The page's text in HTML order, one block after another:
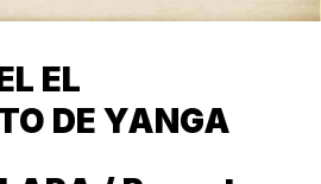
EL
DE YANGA